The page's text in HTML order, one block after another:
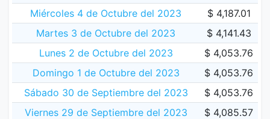
Miércoles 4 de Octubre del 2023
$ 4,187.01
Martes 3 de Octubre del 2023
$ 4,141.43
Lunes 2 de Octubre del 2023
$ 4,053.76
Domingo 1 de Octubre del 2023
$ 4,053.76
Sábado 30 de Septiembre del 2023
$ 4,053.76
Viernes 29 de Septiembre del 2023
$ 4,085.57